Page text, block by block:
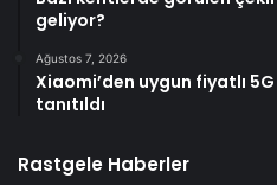
geliyor?
Ağustos 7, 2026
Xiaomi’den uygun fiyatlı
tanıtıldı
Rastgele Haberler